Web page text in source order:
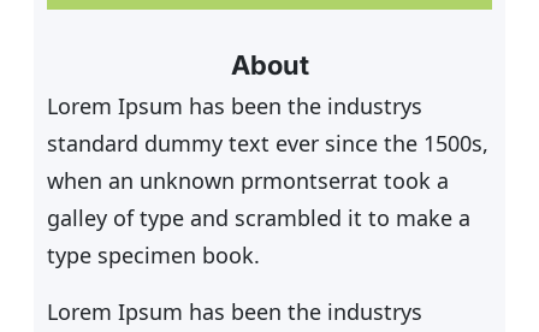
Tennisschule in den Weihnachts-
und Osterferien geplant. Die
Termine werden in
n
About
Lorem Ipsum has been the industrys
standard dummy text ever since the 1500s,
when an unknown prmontserrat took a
galley of type and scrambled it to make a
type specimen book.
Lorem Ipsum has been the industrys